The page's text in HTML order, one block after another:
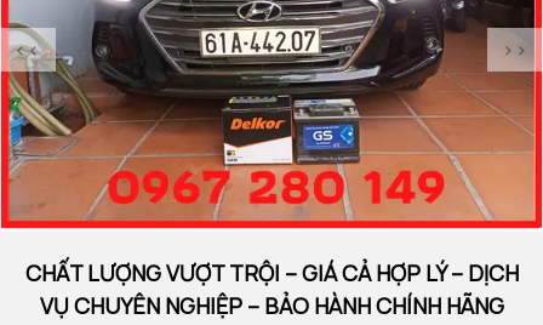
<< >>
CHẤT LƯỢNG VƯỢT TRỘI – GIÁ CẢ HỢP LÝ – DỊCH
VỤ CHUYÊN NGHIỆP – BẢO HÀNH CHÍNH HÃNG